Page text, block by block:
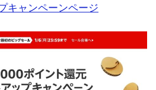
キャンペーンページ